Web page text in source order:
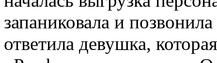
запаниковала и
ответила девушка,